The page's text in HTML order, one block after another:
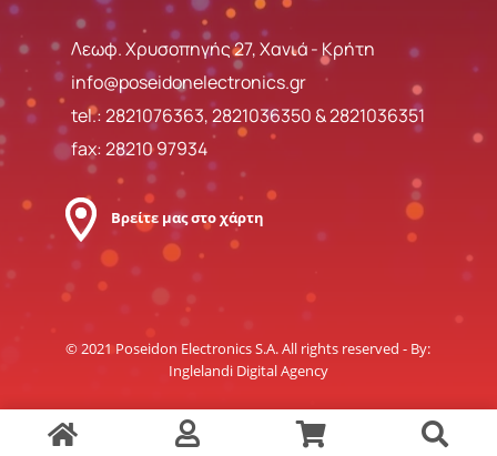
Λεωφ. Χρυσοπηγής 27, Χανιά - Κρήτη
info@poseidonelectronics.gr
tel.:2821076363,2821036350&2821036351
fax: 28210 97934
Βρείτε μας στο χάρτη
© 2021 Poseidon Electronics S.A. All rights reserved - By:
Inglelandi Digital Agency